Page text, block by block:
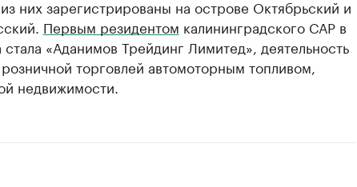
них зарегистрированы на острове Октябрьский и
Первым резидентом калининградского САР в
«Аданимов Трейдинг Лимитед», деятельность
торговлей автомоторным топливом,
недвижимости.